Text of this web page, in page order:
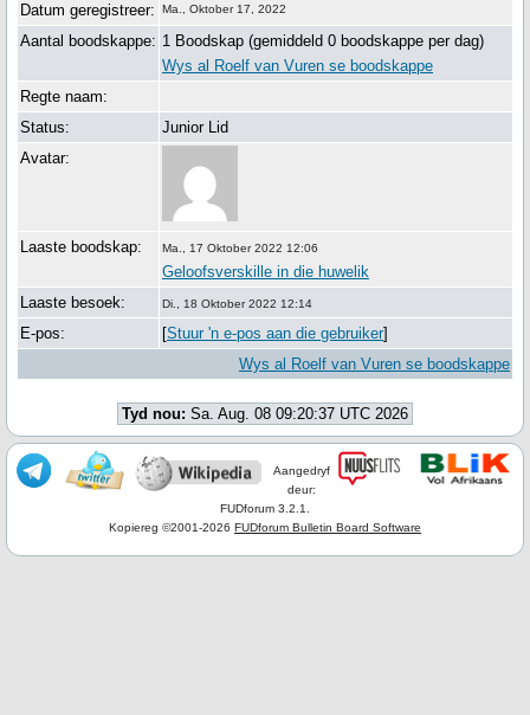
Datum geregistreer:
Ma., Oktober 17, 2022
Aantal boodskappe: 1 Boodskap (gemiddeld 0 boodskappe per dag)
Wys al Roelf van Vuren se boodskappe
Regte naam:
Status:
Junior Lid
Avatar:
Laaste boodskap: Ma., 17 Oktober 2022 12:06
Geloofsverskille in die huwelik
Laaste besoek:
Di., 18 Oktober 2022 12:14
E-pos: [Stuur 'n e-pos aan die gebruiker]
Wys al Roelf van Vuren se boodskappe
Tyd nou: Sa. Aug. 08 09:20:37 UTC 2026
Aangedryf
deur:
FUDforum 3.2.1.
Kopiereg ©2001-2026 FUDforum Bulletin Board Software